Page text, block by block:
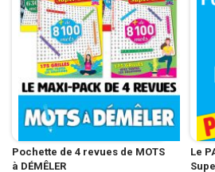
Pochette de 4 revues de MOTS
à DÉMÊLER
Le